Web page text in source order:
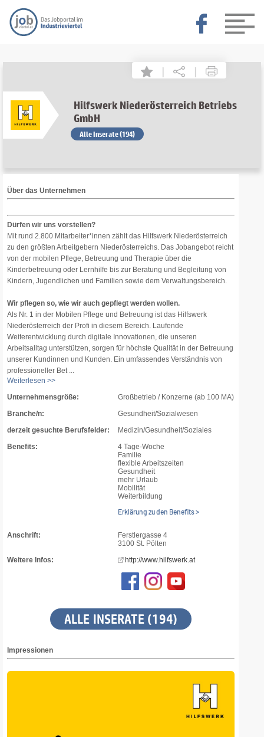
| |
Hilfswerk Niederösterreich Betriebs
GmbH
Alle Inserate (194)
Über das Unternehmen
Dürfen wir uns vorstellen?
Mit rund 2.800 Mitarbeiter*innen zählt das Hilfswerk Niederösterreich
zu den größten Arbeitgebern Niederösterreichs. Das Jobangebot reicht
von der mobilen Pflege, Betreuung und Therapie über die
Kinderbetreuung oder Lernhilfe bis zur Beratung und Begleitung von
Kindern, Jugendlichen und Familien sowie dem Verwaltungsbereich.
Wir pflegen so, wie wir auch gepflegt werden wollen.
Als Nr. 1 in der Mobilen Pflege und Betreuung ist das Hilfswerk
Niederösterreich der Profi in diesem Bereich. Laufende
Weiterentwicklung durch digitale Innovationen, die unseren
Arbeitsalltag unterstützen, sorgen für höchste Qualität in der Betreuung
unserer Kundinnen und Kunden. Ein umfassendes Verständnis von
professioneller Bet ...
Weiterlesen >>
Unternehmensgröße:
Großbetrieb / Konzerne (ab 100 MA)
Branche/n:
Gesundheit/Sozialwesen
derzeit gesuchte Berufsfelder:
Medizin/Gesundheit/Soziales
Benefits:
4 Tage-Woche
Familie
flexible Arbeitszeiten
Gesundheit
mehr Urlaub
Mobilität
Weiterbildung
Erklärung zu den Benefits >
Anschrift:
Ferstlergasse 4
3100 St. Pölten
Weitere Infos:
http://www.hilfswerk.at
ALLE INSERATE (194)
Impressionen